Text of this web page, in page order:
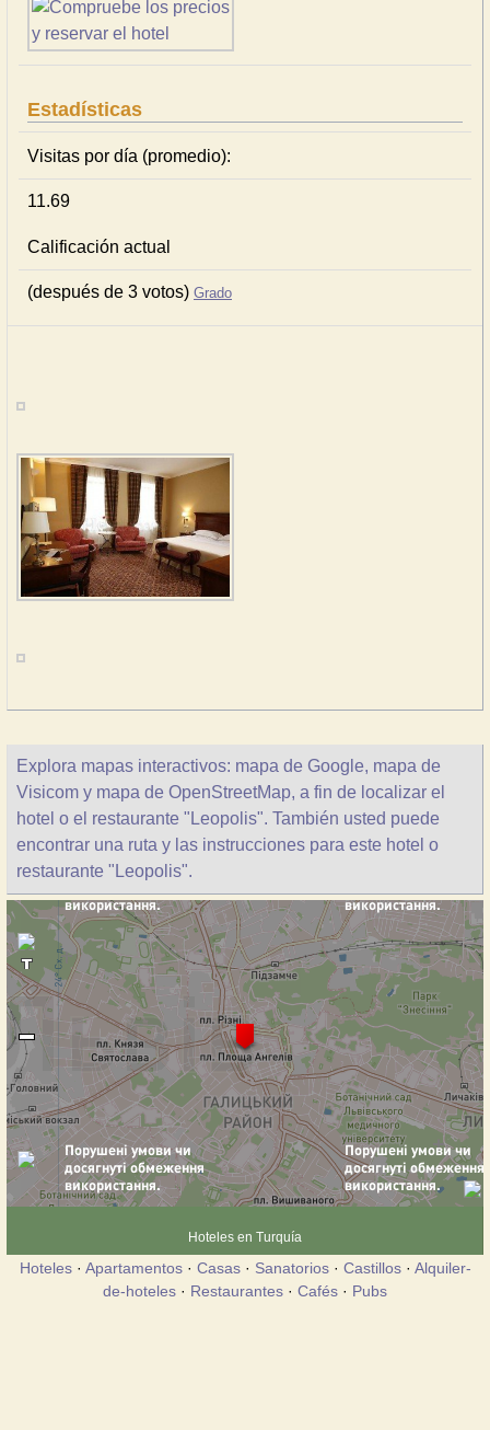
Estadísticas
Visitas por día (promedio):
11.69
Calificación actual
(después de 3 votos) Grado
Explora mapas interactivos: mapa de Google, mapa de
Visicom y mapa de OpenStreetMap, a fin de localizar el
hotel o el restaurante "Leopolis". También usted puede
encontrar una ruta y las instrucciones para este hotel o
restaurante "Leopolis".
Hoteles en Turquía
Hoteles· Apartamentos· Casas· Sanatorios· Castillos· Alquiler-
de-hoteles · Restaurantes · Cafés · Pubs